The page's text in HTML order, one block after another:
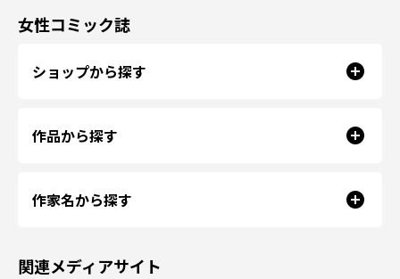
女性コミック誌
ショップから探す
作品から探す
作家名から探す
関連メディアサイト